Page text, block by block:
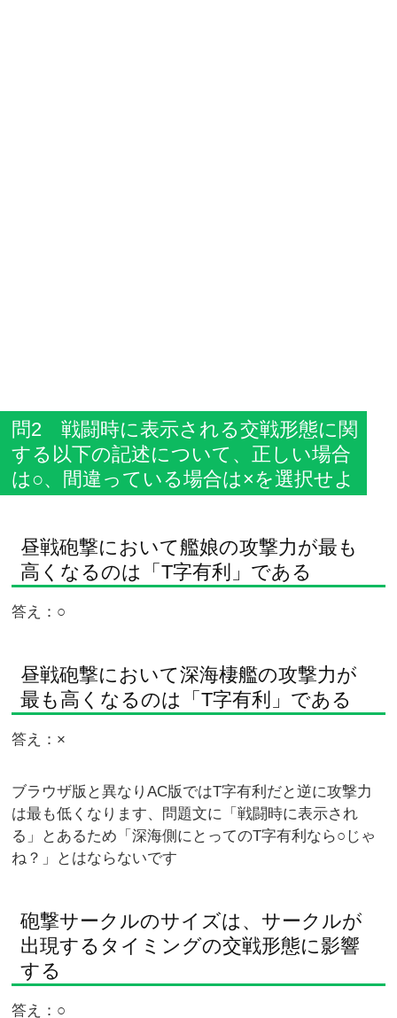
問2 戦闘時に表示される交戦形態に関
する以下の記述について、正しい場合
は○、間違っている場合は×を選択せよ
昼戦砲撃において艦娘の攻撃力が最も
高くなるのは「T字有利」である
答え：○
昼戦砲撃において深海棲艦の攻撃力が
最も高くなるのは「T字有利」である
答え：×
ブラウザ版と異なりAC版ではT字有利だと逆に攻撃力
は最も低くなります、問題文に「戦闘時に表示され
る」とあるため「深海側にとってのT字有利なら○じゃ
ね？」とはならないです
砲撃サークルのサイズは、サークルが
出現するタイミングの交戦形態に影響
する
答え：○